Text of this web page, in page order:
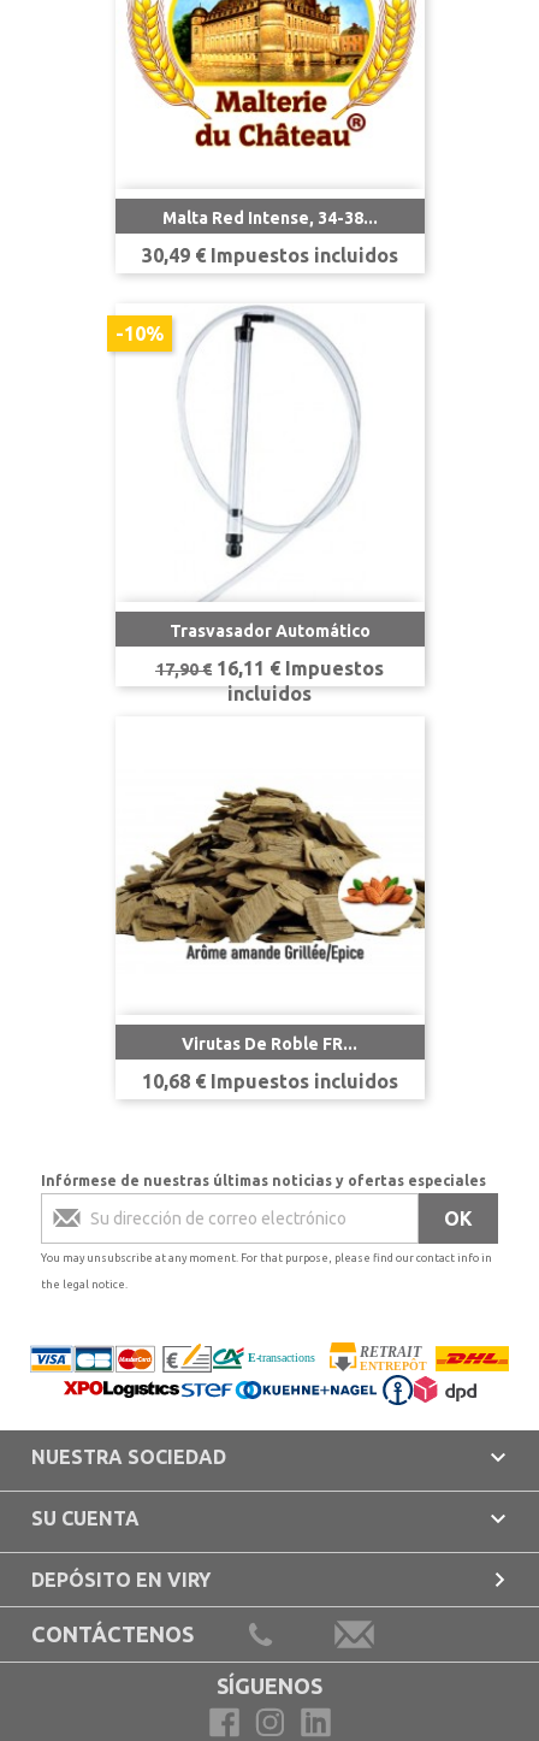
Malta Red Intense, 34-38...
Precio
30,49 € Impuestos incluidos
Trasvasador Automático
Precio
base
17,90 €
-10%
Precio
16,11 € Impuestos
incluidos
Virutas De Roble FR...
Precio
10,68 € Impuestos incluidos
Infórmese de nuestras últimas noticias y ofertas especiales
You may unsubscribe at any moment. For that purpose, please find our contact info in
the legal notice.
NUESTRA SOCIEDAD 
SU CUENTA 
DEPÓSITO EN VIRY 
CONTÁCTENOS
SÍGUENOS